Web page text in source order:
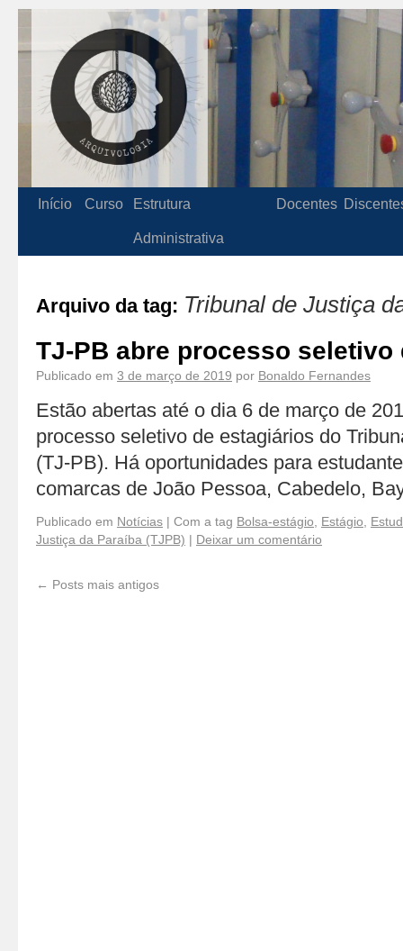
Início Curso Estrutura
Administrativa
Docentes
Arquivo da tag: Tribunal de Justiça
TJ-PB abre processo seletivo
Publicado em 3 de março de 2019 por Bonaldo Fernandes
Estão abertas até o dia 6 de março de
processo seletivo de estagiários do
(TJ-PB). Há oportunidades para
comarcas de João Pessoa, Cabedelo,
Publicado em Notícias | Com a tag Bolsa-estágio Estágio
Justiça da Paraíba (TJPB) | Deixar um comentário
← Posts mais antigos